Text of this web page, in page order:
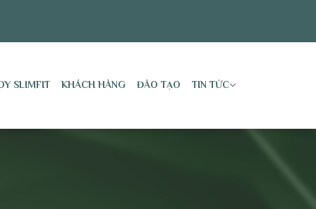
SLIMFIT KHÁCH HÀNG ĐÀO TẠO TIN TỨC